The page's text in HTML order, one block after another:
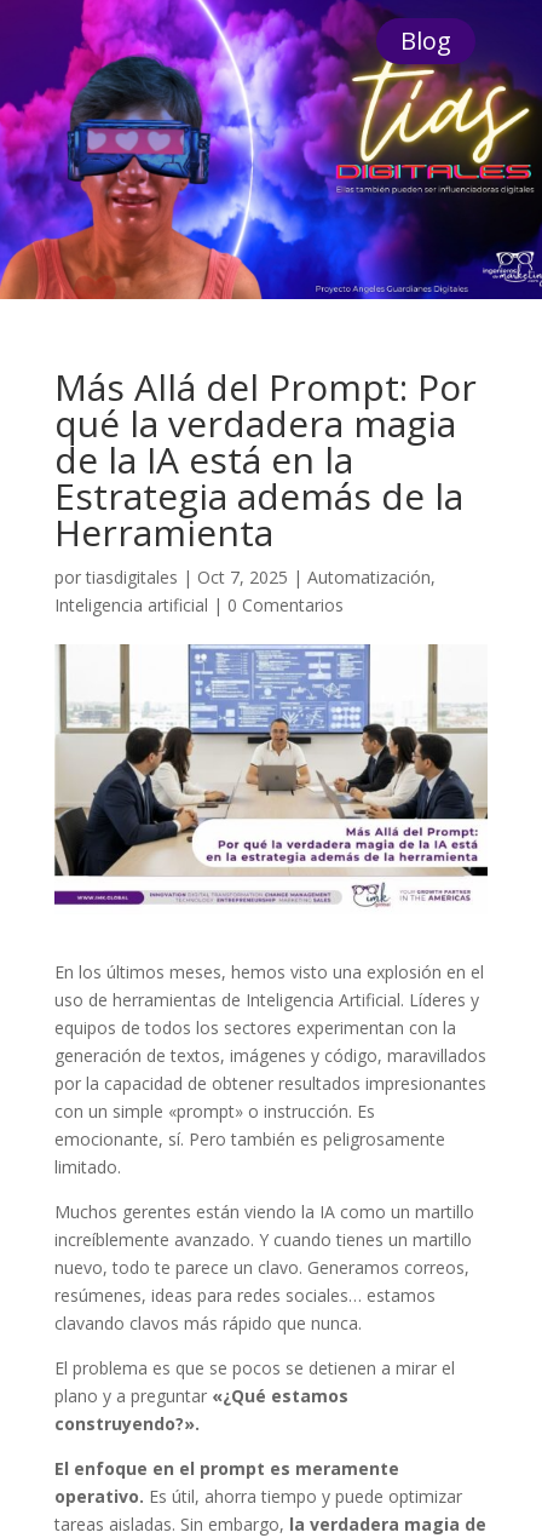
Blog
Más Allá del Prompt: Por
qué la verdadera magia
de la IA está en la
Estrategia además de la
Herramienta
portiasdigitales | Oct 7, 2025 | Automatización,
Inteligencia artificial | 0 Comentarios
En los últimos meses, hemos visto una explosión en el
uso de herramientas de Inteligencia Artificial. Líderes y
equipos de todos los sectores experimentan con la
generación de textos, imágenes y código, maravillados
por la capacidad de obtener resultados impresionantes
con un simple «prompt» o instrucción. Es
emocionante, sí. Pero también es peligrosamente
limitado.
Muchos gerentes están viendo la IA como un martillo
increíblemente avanzado. Y cuando tienes un martillo
nuevo, todo te parece un clavo. Generamos correos,
resúmenes, ideas para redes sociales… estamos
clavando clavos más rápido que nunca.
El problema es que se pocos se detienen a mirar el
plano y a preguntar «¿Qué estamos
construyendo?».
El enfoque en el prompt es meramente
operativo. Es útil, ahorra tiempo y puede optimizar
tareas aisladas. Sin embargo, la verdadera magia de